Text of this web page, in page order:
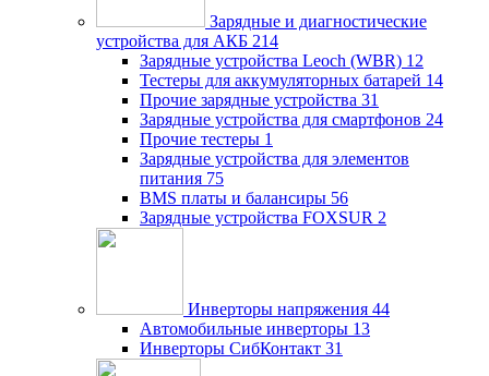
Зарядные и диагностические
устройства для АКБ 214
Зарядные устройства Leoch (WBR) 12
Тестеры для аккумуляторных батарей 14
Прочие зарядные устройства 31
Зарядные устройства для смартфонов 24
Прочие тестеры 1
Зарядные устройства для элементов
питания 75
BMS платы и балансиры 56
Зарядные устройства FOXSUR 2
Инверторы напряжения 44
Автомобильные инверторы 13
Инверторы СибКонтакт 31